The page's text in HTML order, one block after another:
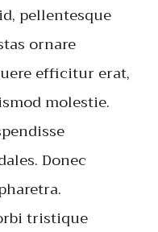
pellentesque
ornare
efficitur erat,
molestie.
Donec
tristique